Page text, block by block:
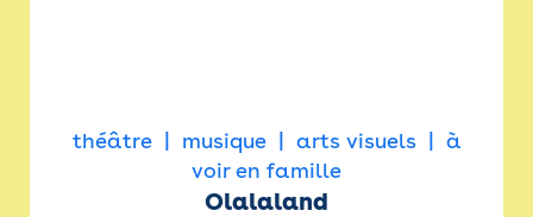
théâtre musique arts visuels
à
voir en famille
Olalaland